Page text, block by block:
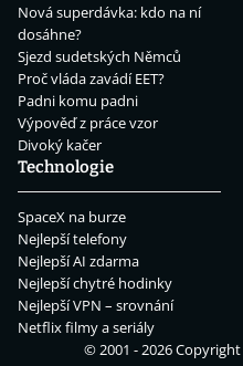
Nová superdávka: kdo na ní
dosáhne?
Sjezd sudetských Němců
Proč vláda zavádí EET?
Padni komu padni
Výpověď z práce vzor
Divoký kačer
Technologie
SpaceX na burze
Nejlepší telefony
Nejlepší AI zdarma
Nejlepší chytré hodinky
Nejlepší VPN – srovnání
Netflix filmy a seriály
© 2001 - 2026 Copyright